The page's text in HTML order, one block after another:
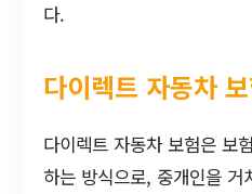
다.
다이렉트 자동차
다이렉트 자동차 보험은 보
하는 방식으로, 중개인을